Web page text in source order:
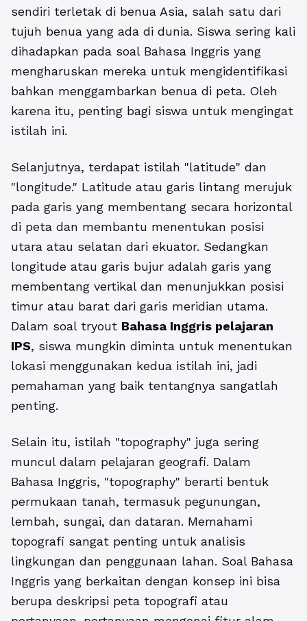
sendiri terletak di benua Asia, salah satu dari
tujuh benua yang ada di dunia. Siswa sering kali
dihadapkan pada soal Bahasa Inggris yang
mengharuskan mereka untuk mengidentifikasi
bahkan menggambarkan benua di peta. Oleh
karena itu, penting bagi siswa untuk mengingat
istilah ini.
Selanjutnya, terdapat istilah "latitude" dan
"longitude." Latitude atau garis lintang merujuk
pada garis yang membentang secara horizontal
di peta dan membantu menentukan posisi
utara atau selatan dari ekuator. Sedangkan
longitude atau garis bujur adalah garis yang
membentang vertikal dan menunjukkan posisi
timur atau barat dari garis meridian utama.
Dalam soal tryout Bahasa Inggris pelajaran
IPS, siswa mungkin diminta untuk menentukan
lokasi menggunakan kedua istilah ini, jadi
pemahaman yang baik tentangnya sangatlah
penting.
Selain itu, istilah "topography" juga sering
muncul dalam pelajaran geografi. Dalam
Bahasa Inggris, "topography" berarti bentuk
permukaan tanah, termasuk pegunungan,
lembah, sungai, dan dataran. Memahami
topografi sangat penting untuk analisis
lingkungan dan penggunaan lahan. Soal Bahasa
Inggris yang berkaitan dengan konsep ini bisa
berupa deskripsi peta topografi atau